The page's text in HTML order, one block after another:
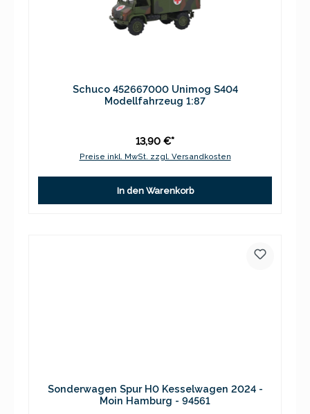
Schuco 452667000 Unimog S404
Modellfahrzeug 1:87
13,90 €*
Preise inkl. MwSt. zzgl. Versandkosten
In den Warenkorb
Sonderwagen Spur H0 Kesselwagen 2024 -
Moin Hamburg - 94561